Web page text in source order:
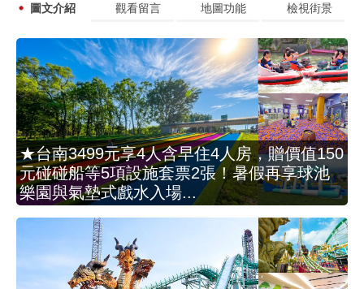
圖文介紹 觀看留言 地圖功能 檢視街景
★台南3499元享4人含早住4人房，贈價值150
元碰碰船等5項設施套票2張！暑假再享球池
樂園與氣墊式戲水入場...